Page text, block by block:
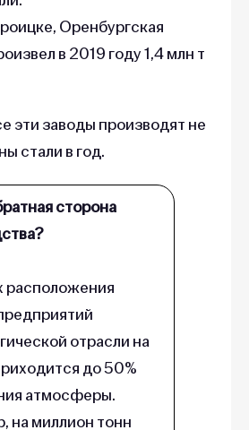
Оренбургская
в 2019 году 1,4 млн т
стали в год.
сторона
отрасли на
до 50%
атмосферы.
на миллион тонн